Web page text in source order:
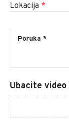
Lokacija *
Ubacite